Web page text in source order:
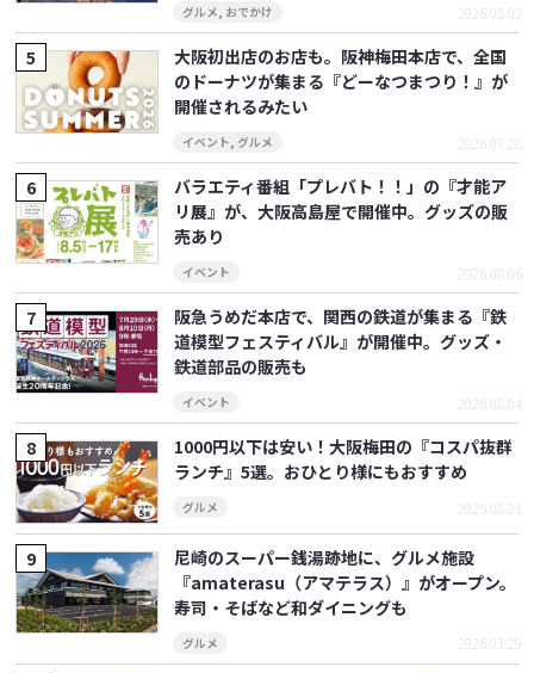
グルメ, おでかけ 2026.08.02
大阪初出店のお店も。阪神梅田本店で、全国
のドーナツが集まる『どーなつまつり！』が
開催されるみたい
イベント, グルメ 2026.07.28
バラエティ番組「プレバト！！」の『才能ア
リ展』が、大阪高島屋で開催中。グッズの販
売あり
イベント 2026.08.06
阪急うめだ本店で、関西の鉄道が集まる『鉄
道模型フェスティバル』が開催中。グッズ・
鉄道部品の販売も
イベント 2026.08.04
1000円以下は安い！大阪梅田の『コスパ抜群
ランチ』5選。おひとり様にもおすすめ
グルメ 2025.08.21
尼崎のスーパー銭湯跡地に、グルメ施設
『amaterasu（アマテラス）』がオープン。
寿司・そばなど和ダイニングも
グルメ 2026.01.29